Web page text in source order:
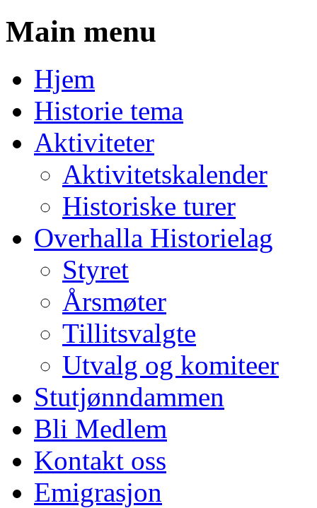
Main menu
to
contentHjem
Historie tema
Aktiviteter
Aktivitetskalender
Historiske turer
Overhalla Historielag
Styret
Årsmøter
Tillitsvalgte
Utvalg og komiteer
Stutjønndammen
Bli Medlem
Kontakt oss
Emigrasjon